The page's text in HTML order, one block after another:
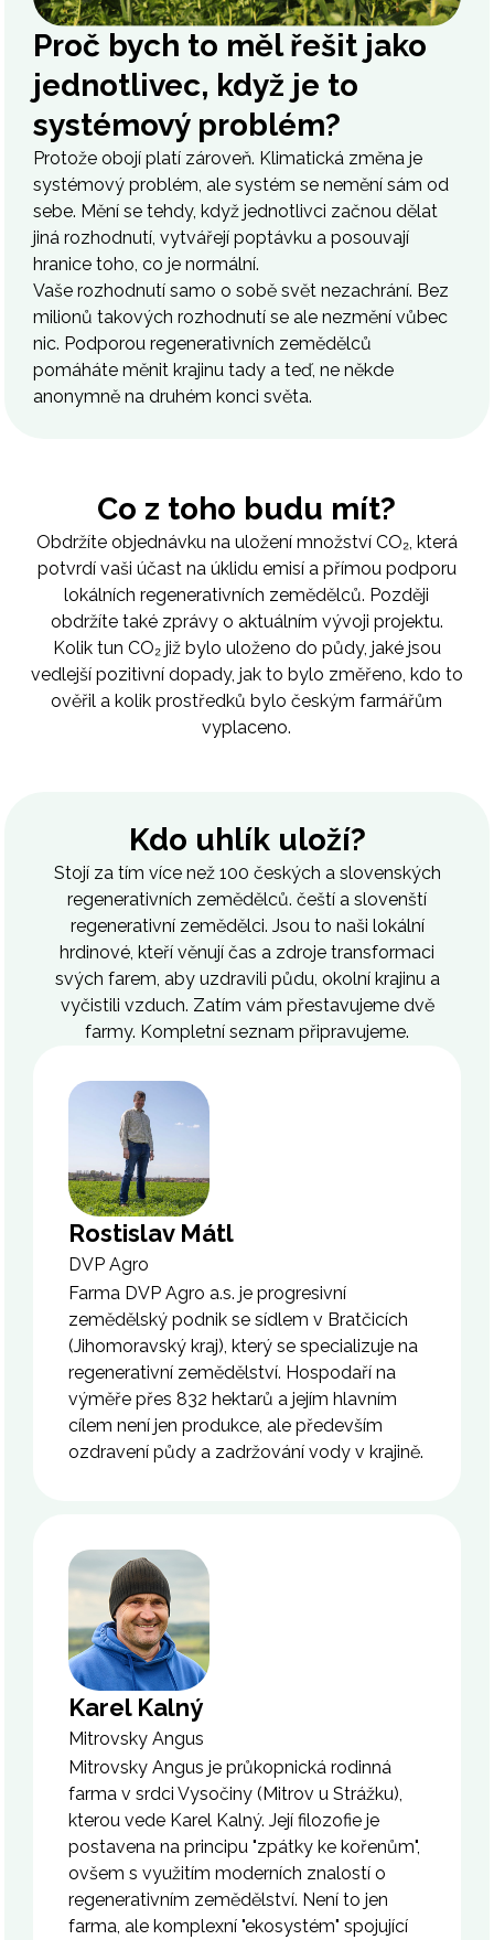
Proč bych to měl řešit jako
jednotlivec, když je to
systémový problém?
Protože obojí platí zároveň. Klimatická změna je
systémový problém, ale systém se nemění sám od
sebe. Mění se tehdy, když jednotlivci začnou dělat
jiná rozhodnutí, vytvářejí poptávku a posouvají
hranice toho, co je normální.
Vaše rozhodnutí samo o sobě svět nezachrání. Bez
milionů takových rozhodnutí se ale nezmění vůbec
nic. Podporou regenerativních zemědělců
pomáháte měnit krajinu tady a teď, ne někde
anonymně na druhém konci světa.
Co z toho budu mít?
Obdržíte objednávku na uložení množství CO₂, která
potvrdí vaši účast na úklidu emisí a přímou podporu
lokálních regenerativních zemědělců. Později
obdržíte také zprávy o aktuálním vývoji projektu.
Kolik tun CO₂ již bylo uloženo do půdy, jaké jsou
vedlejší pozitivní dopady, jak to bylo změřeno, kdo to
ověřil a kolik prostředků bylo českým farmářům
vyplaceno.
Kdo uhlík uloží?
Stojí za tím více než 100 českých a slovenských
regenerativních zemědělců. čeští a slovenští
regenerativní zemědělci. Jsou to naši lokální
hrdinové, kteří věnují čas a zdroje transformaci
svých farem, aby uzdravili půdu, okolní krajinu a
vyčistili vzduch. Zatím vám přestavujeme dvě
farmy. Kompletní seznam připravujeme.
Rostislav Mátl
DVP Agro
Farma DVP Agro a.s. je progresivní
zemědělský podnik se sídlem v Bratčicích
(Jihomoravský kraj), který se specializuje na
regenerativní zemědělství. Hospodaří na
výměře přes 832 hektarů a jejím hlavním
cílem není jen produkce, ale především
ozdravení půdy a zadržování vody v krajině.
Karel Kalný
Mitrovsky Angus
Mitrovsky Angus je průkopnická rodinná
farma v srdci Vysočiny (Mitrov u Strážku),
kterou vede Karel Kalný. Její filozofie je
postavena na principu "zpátky ke kořenům",
ovšem s využitím moderních znalostí o
regenerativním zemědělství. Není to jen
farma, ale komplexní "ekosystém" spojující